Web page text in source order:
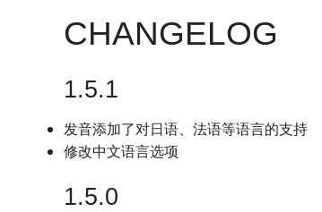
CHANGELOG
1.5.1
发音添加了对日语、法语等语言的支持
修改中文语言选项
1.5.0